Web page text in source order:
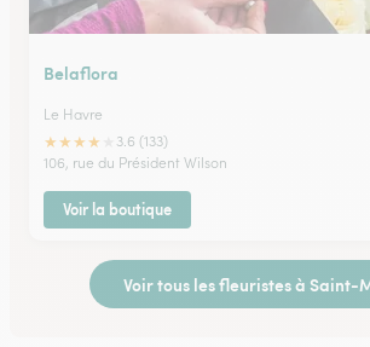
Belaflora
Le Havre
★★★★
3.6 (133)
106, rue du Président Wilson
Voir la boutique
Voir tous les fleuristes à Saint-